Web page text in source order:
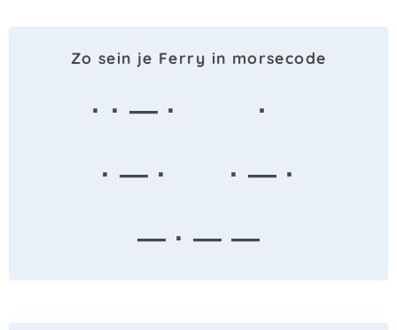
Zo sein je Ferry in morsecode
· · — ·
·
· — ·
· — ·
— · — —